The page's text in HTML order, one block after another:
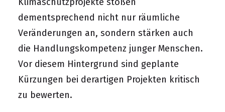
dementsprechend nicht nur räumliche
Veränderungen an, sondern stärken auch
die Handlungskompetenz junger Menschen.
Vor diesem Hintergrund sind geplante
Kürzungen bei derartigen Projekten kritisch
zu bewerten.